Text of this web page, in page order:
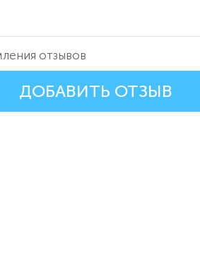
отзывов
ДОБАВИТЬ ОТЗЫВ